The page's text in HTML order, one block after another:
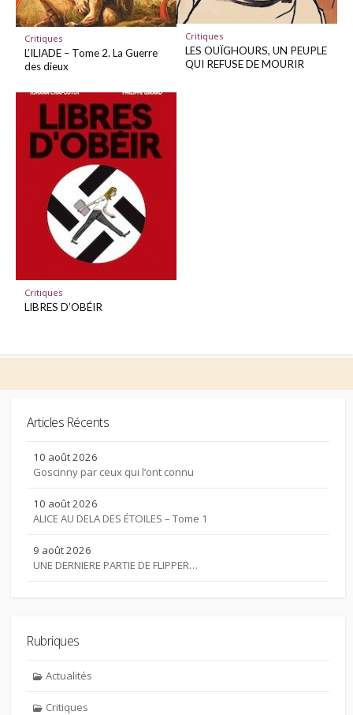
Critiques
L’ILIADE – Tome 2. La Guerre
des dieux
Critiques
LES OUÏGHOURS, UN PEUPLE
QUI REFUSE DE MOURIR
Critiques
LIBRES D’OBÉIR
Articles Récents
10 août 2026
Goscinny par ceux qui l’ont connu
10 août 2026
ALICE AU DELA DES ÉTOILES – Tome 1
9 août 2026
UNE DERNIERE PARTIE DE FLIPPER…
Rubriques
Actualités
Critiques